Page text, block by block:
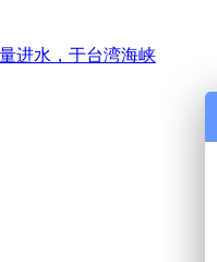
进水，于台湾海峡